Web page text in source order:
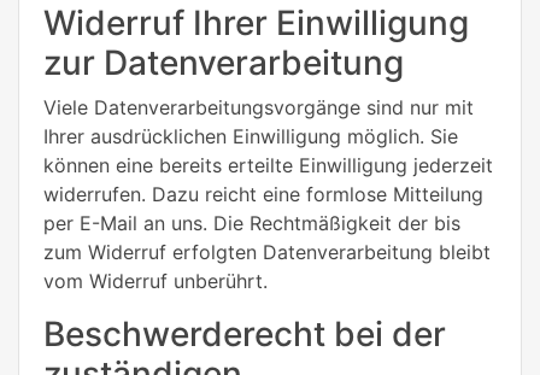
Widerruf Ihrer Einwilligung
zur Datenverarbeitung
Viele Datenverarbeitungsvorgänge sind nur mit
Ihrer ausdrücklichen Einwilligung möglich. Sie
können eine bereits erteilte Einwilligung jederzeit
widerrufen. Dazu reicht eine formlose Mitteilung
per E-Mail an uns. Die Rechtmäßigkeit der bis
zum Widerruf erfolgten Datenverarbeitung bleibt
vom Widerruf unberührt.
Beschwerderecht bei der